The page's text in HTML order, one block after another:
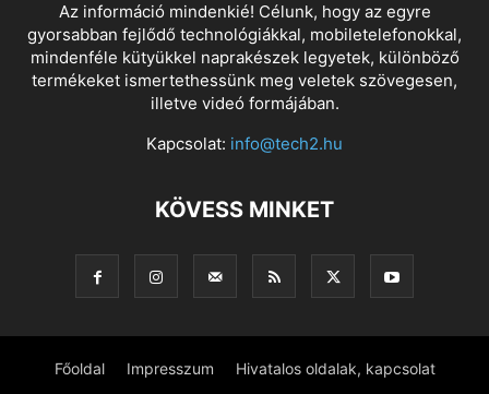
Az információ mindenkié! Célunk, hogy az egyre
gyorsabban fejlődő technológiákkal, mobiletelefonokkal,
mindenféle kütyükkel naprakészek legyetek, különböző
termékeket ismertethessünk meg veletek szövegesen,
illetve videó formájában.
Kapcsolat: info@tech2.hu
KÖVESS MINKET
Főoldal Impresszum Hivatalos oldalak, kapcsolat